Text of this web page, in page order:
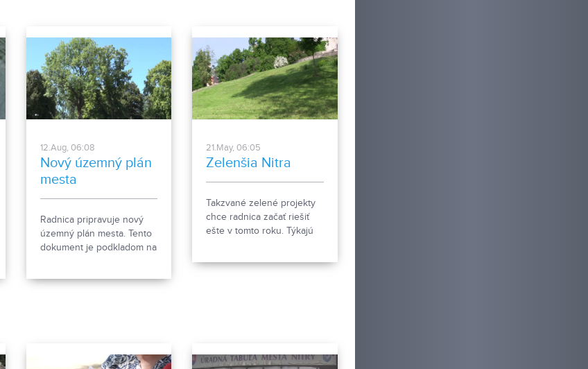
12.Aug, 06:08
Nový územný plán
mesta
Radnica pripravuje nový
územný plán mesta. Tento
dokument je podkladom na
sa zaujímali bližšie.
21.May, 06:05
Zelenšia Nitra
Takzvané zelené projekty
chce radnica začať riešiť
ešte v tomto roku. Týkajú